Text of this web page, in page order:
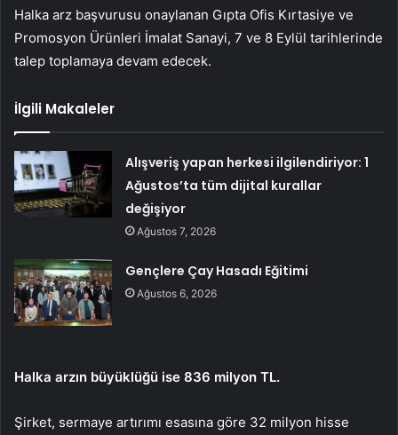
Halka arz başvurusu onaylanan Gıpta Ofis Kırtasiye ve
Promosyon Ürünleri İmalat Sanayi, 7 ve 8 Eylül tarihlerinde
talep toplamaya devam edecek.
İlgili Makaleler
Alışveriş yapan herkesi ilgilendiriyor: 1
Ağustos’ta tüm dijital kurallar
değişiyor
Ağustos 7, 2026
Gençlere Çay Hasadı Eğitimi
Ağustos 6, 2026
Halka arzın büyüklüğü ise 836 milyon TL.
Şirket, sermaye artırımı esasına göre 32 milyon hisse